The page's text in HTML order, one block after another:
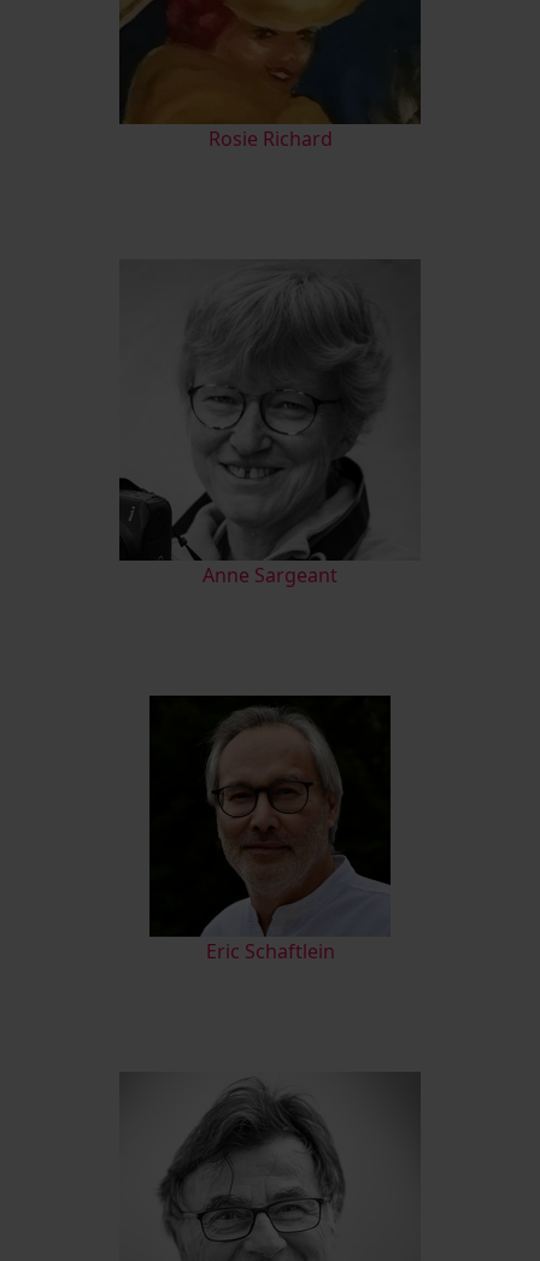
Rosie Richard
Anne Sargeant
Eric Schaftlein